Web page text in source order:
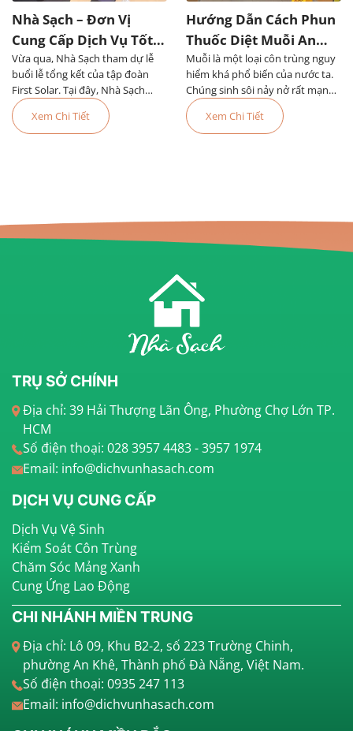
Vừa qua, Nhà Sạch tham dự lễ
buổi lễ tổng kết của tập đoàn
First Solar. Tại đây, Nhà Sạch
được công nhận là đơn vị cung
cấp dịch vụ tốt nhất trong năm.
Nhà Sạch – Đơn Vị
Cung Cấp Dịch Vụ Tốt
Nhất Tại First Solar
Xem Chi Tiết
Muỗi là một loại côn trùng nguy
hiểm khá phổ biến của nước ta.
Chúng sinh sôi nảy nở rất mạnh
vào các mùa mưa và gây ra
nhiều bệnh nguy hiểm cho con
người trong đó nguy hiểm đặc
Hướng Dẫn Cách Phun
Thuốc Diệt Muỗi An
Toàn Và Hiệu Quả
Xem Chi Tiết
TRỤ SỞ CHÍNH
Địa chỉ: 39 Hải Thượng Lãn Ông, Phường Chợ Lớn TP.
HCM
Số điện thoại: 028 3957 4483 - 3957 1974
Email: info@dichvunhasach.com
DỊCH VỤ CUNG CẤP
Dịch Vụ Vệ Sinh
Kiểm Soát Côn Trùng
Chăm Sóc Mảng Xanh
Cung Ứng Lao Động
CHI NHÁNH MIỀN TRUNG
Địa chỉ: Lô 09, Khu B2-2, số 223 Trường Chinh,
phường An Khê, Thành phố Đà Nẵng, Việt Nam.
Số điện thoại: 0935 247 113
Email: info@dichvunhasach.com